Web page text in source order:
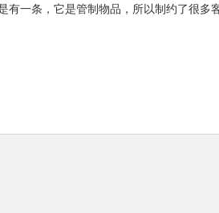
有一条，它是管制物品，所以制约了很多